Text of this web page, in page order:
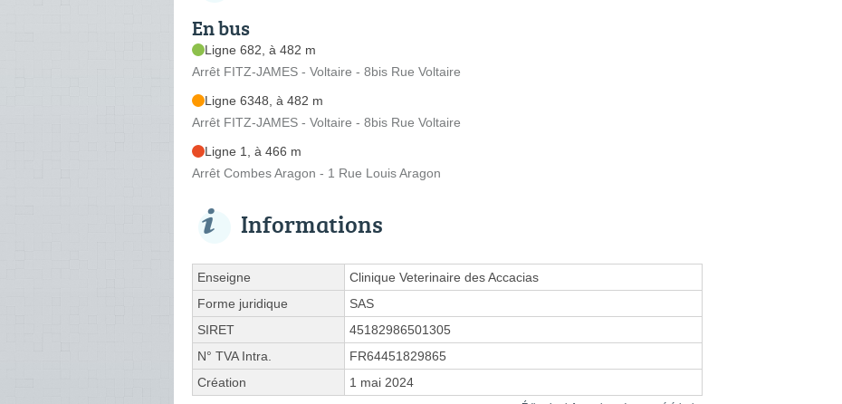
En bus
Ligne 682, à 482 m
Arrêt FITZ-JAMES - Voltaire - 8bis Rue Voltaire
Ligne 6348, à 482 m
Arrêt FITZ-JAMES - Voltaire - 8bis Rue Voltaire
Ligne 1, à 466 m
Arrêt Combes Aragon - 1 Rue Louis Aragon
Informations
Enseigne
Clinique Veterinaire des Accacias
Forme juridique
SAS
SIRET
45182986501305
N° TVA Intra.
FR64451829865
Création
1 mai 2024